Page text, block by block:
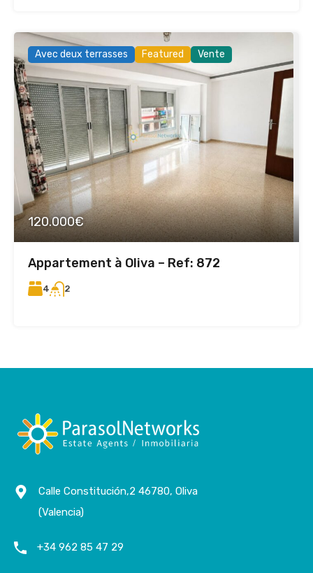
Avec deux terrasses Featured Vente
120.000€
Appartement à Oliva – Ref: 872
4 2
Calle Constitución,2 46780, Oliva
(Valencia)
+34 962 85 47 29